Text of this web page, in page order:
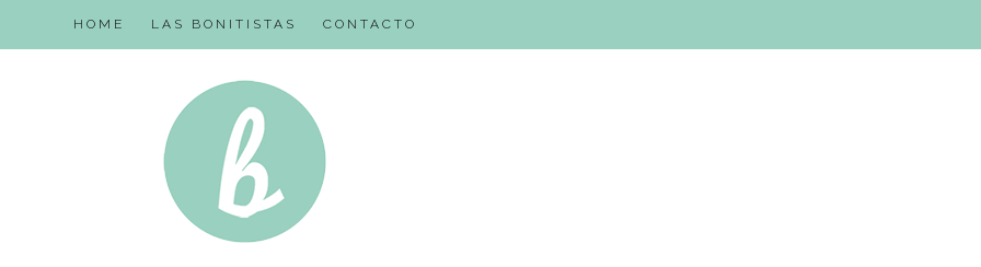
HOME LAS BONITISTAS CONTACTO